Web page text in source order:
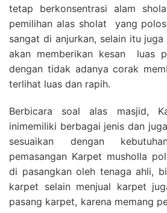
tetap berkonsentrasi alam
pemilihan alas sholat yang
sangat di anjurkan, selain itu
akan memberikan kesan luas
dengan tidak adanya corak
terlihat luas dan rapih.
Berbicara soal alas masjid,
inimemiliki berbagai jenis dan
sesuaikan dengan
pemasangan Karpet musholla
di pasangkan oleh tenaga ahli,
karpet selain menjual karpet
pasang karpet, karena memang